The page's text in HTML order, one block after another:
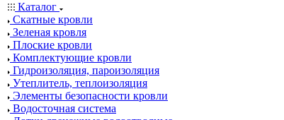
Каталог
Скатные кровли
Зеленая кровля
Плоские кровли
Комплектующие кровли
Гидроизоляция, пароизоляция
Утеплитель, теплоизоляция
Элементы безопасности кровли
Водосточная система